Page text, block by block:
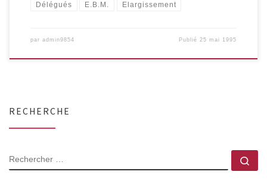
Délégués E.B.M. Elargissement
par admin9854 Publié25 mai 1995
RECHERCHE
RECHERCHER